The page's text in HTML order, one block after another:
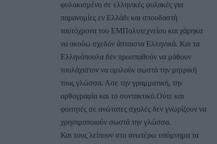
φυλακισμένο σε ελληνικές φυλακές για
παρανομίες εν Ελλάδι και σπουδαστή
ταυτόχρονα του ΕΜΠολυτεχνείου και χάρηκα
να ακούω σχεδόν άπταιστα Ελληνικά. Και τα
Ελληνόπουλα δεν προσπαθούν να μάθουν
τουλάχιστον να ομιλούν σωστά την μητρική
τους γλώσσα. Ασε την γραμματική, την
ορθογραφία και το συντακτικό.Ούτε και
φοιτητές σε ανώτατες σχολές δεν γνωρίζουν να
χρησιμοποιούν σωστά την γλώσσα.
Και τους λείπουν στο ανωτέρω υπόμνημα τα